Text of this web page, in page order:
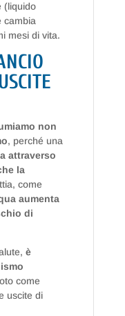
(liquido
cambia
mesi di vita.
non
, perché una
attraverso
la
come
aumenta
di
è
come
uscite di